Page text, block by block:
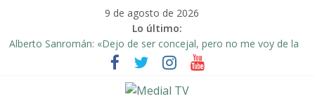
contenido
9 de agosto de 2026
Lo último:
Alberto Sanromán: «Dejo de ser concejal, pero no me voy de la
Deporte y solidaridad, de la mano una vez más en Arahal
El emotivo agradecimiento de la familia afectada por el incendio